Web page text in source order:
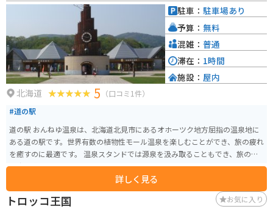
北海道 5 （口コミ1件）
#道の駅
道の駅 おんねゆ温泉は、北海道北見市にあるオホーツク地方屈指の温泉地に
ある道の駅です。世界有数の植物性モール温泉を楽しむことができ、旅の疲れ
を癒すのに最適です。 温泉スタンドでは源泉を汲み取ることもでき、旅の思
い出に購入していくのも良いでしょう。また、地元産の農産物や、ここでし
か味わえないソフトクリームなども販売しており、休憩がてら立ち寄るのに
ぴったりです。 バイクで訪れる場合、駐車場も広く停めやすいので安心で
す。周辺には、北きつね牧場や温根湯温泉など観光スポットも点在してお
詳しく見る
駐車： 駐車場あり
予算： 無料
混雑： 普通
滞在： 1時間
施設： 屋内
トロッコ王国 お気に入り